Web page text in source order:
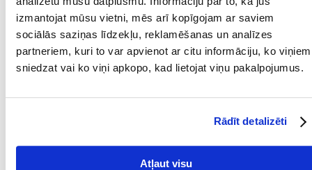
izmantojat mūsu vietni, mēs arī kopīgojam ar saviem
sociālās saziņas līdzekļu, reklamēšanas un analīzes
partneriem, kuri to var apvienot ar citu informāciju, ko viņiem
sniedzat vai ko viņi apkopo, kad lietojat viņu pakalpojumus.
Rādīt detalizēti
Atļaut visu
MĀJDZĪVNIEKA
VECUMS NO:
15 mēnešu
Sastāvdaļas